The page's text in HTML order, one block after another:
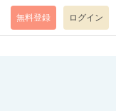
level=notice
無料登録 ログイン